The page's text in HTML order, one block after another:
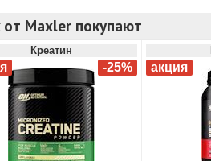
Maxler покупают
Креатин